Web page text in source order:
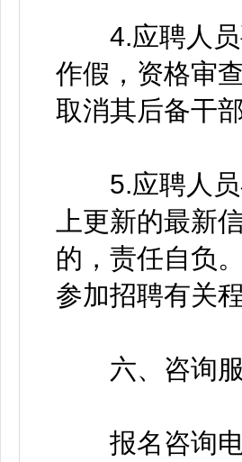
4.应聘人员
作假，资格审
取消其后备干
5.应聘人员
上更新的最新
的，责任自负
参加招聘有关
六、咨询服
报名咨询电